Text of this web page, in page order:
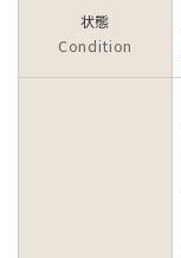
状態
Condition